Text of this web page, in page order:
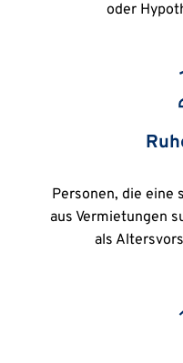
oder
aus Vermietungen
als